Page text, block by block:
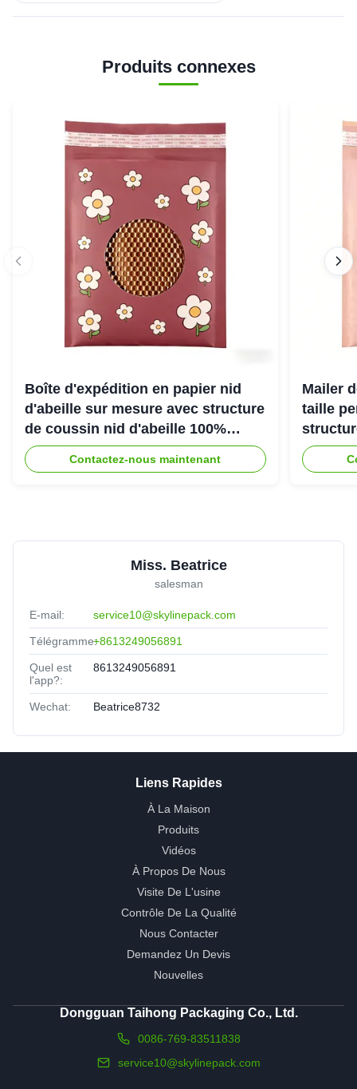
Produits connexes
Boîte d'expédition en papier nid
d'abeille sur mesure avec structure
de coussin nid d'abeille 100%
recyclable pour emballage de
protection écologique
Contactez-nous maintenant
Mailer
taille
une
Miss. Beatrice
salesman
E-mail: service10@skylinepack.com
Télégramme:+8613249056891
Quel est
l'app?:
8613249056891
Wechat: Beatrice8732
Liens Rapides
À La Maison
Produits
Vidéos
À Propos De Nous
Visite De L'usine
Contrôle De La Qualité
Nous Contacter
Demandez Un Devis
Nouvelles
Dongguan Taihong Packaging Co., Ltd.
0086-769-83511838
service10@skylinepack.com